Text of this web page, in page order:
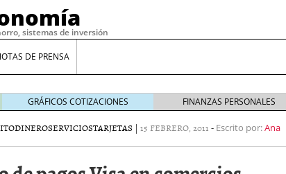
sistemas de inversión
DE PRENSA
GRÁFICOS COTIZACIONES FINANZAS PERSONALES
DINEROSERVICIOSTARJETAS | 15 FEBRERO, 2011 - Escrito por:Ana